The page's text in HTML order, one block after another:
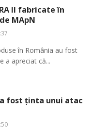
II fabricate în
MApN
în România au fost
a apreciat că...
fost ținta unui atac